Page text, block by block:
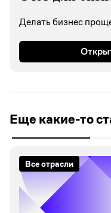
Делать бизнес
Еще какие-то
Все отрасли